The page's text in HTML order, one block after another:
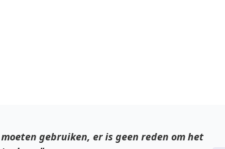
gebruiken, er is geen reden om het